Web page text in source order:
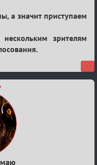
а значит приступаем
зрителям